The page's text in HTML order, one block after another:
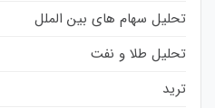
تحلیل سهام های بین الملل
تحلیل طلا و نفت
ترید